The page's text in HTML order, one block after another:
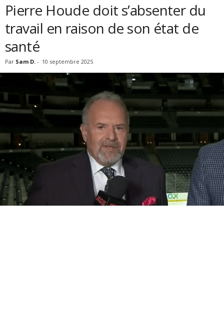
Pierre Houde doit s’absenter du
travail en raison de son état de
santé
Par Sam D. - 10 septembre 2025